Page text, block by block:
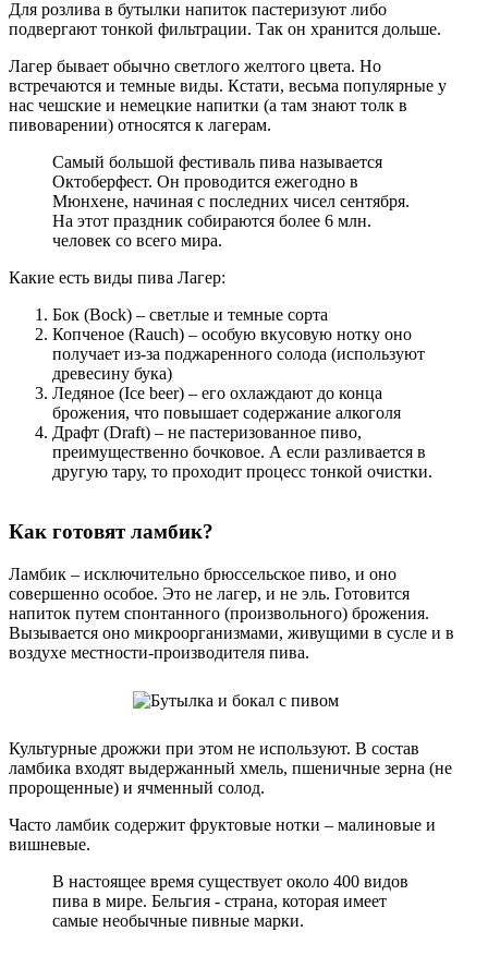
Для розлива в бутылки напиток пастеризуют либо
подвергают тонкой фильтрации. Так он хранится дольше.
Лагер бывает обычно светлого желтого цвета. Но
встречаются и темные виды. Кстати, весьма популярные у
нас чешские и немецкие напитки (а там знают толк в
пивоварении) относятся к лагерам.
Самый большой фестиваль пива называется
Октоберфест. Он проводится ежегодно в
Мюнхене, начиная с последних чисел сентября.
На этот праздник собираются более 6 млн.
человек со всего мира.
Какие есть виды пива Лагер:
Бок (Bock) – светлые и темные сорта
Копченое (Rauch) – особую вкусовую нотку оно
получает из-за поджаренного солода (используют
древесину бука)
Ледяное (Ice beer) – его охлаждают до конца
брожения, что повышает содержание алкоголя
Драфт (Draft) – не пастеризованное пиво,
преимущественно бочковое. А если разливается в
другую тару, то проходит процесс тонкой очистки.
Как готовят ламбик?
Ламбик – исключительно брюссельское пиво, и оно
совершенно особое. Это не лагер, и не эль. Готовится
напиток путем спонтанного (произвольного) брожения.
Вызывается оно микроорганизмами, живущими в сусле и в
воздухе местности-производителя пива.
Культурные дрожжи при этом не используют. В состав
ламбика входят выдержанный хмель, пшеничные зерна (не
пророщенные) и ячменный солод.
Часто ламбик содержит фруктовые нотки – малиновые и
вишневые.
В настоящее время существует около 400 видов
пива в мире. Бельгия - страна, которая имеет
самые необычные пивные марки.